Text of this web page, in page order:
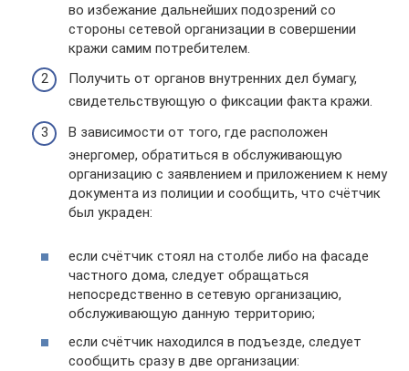
во избежание дальнейших подозрений со
стороны сетевой организации в совершении
кражи самим потребителем.
Получить от органов внутренних дел бумагу,
свидетельствующую о фиксации факта кражи.
В зависимости от того, где расположен
энергомер, обратиться в обслуживающую
организацию с заявлением и приложением к нему
документа из полиции и сообщить, что счётчик
был украден:
если счётчик стоял на столбе либо на фасаде
частного дома, следует обращаться
непосредственно в сетевую организацию,
обслуживающую данную территорию;
если счётчик находился в подъезде, следует
сообщить сразу в две организации: